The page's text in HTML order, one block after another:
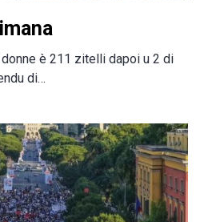
è 211 zitelli dapoi u 2 di
di…